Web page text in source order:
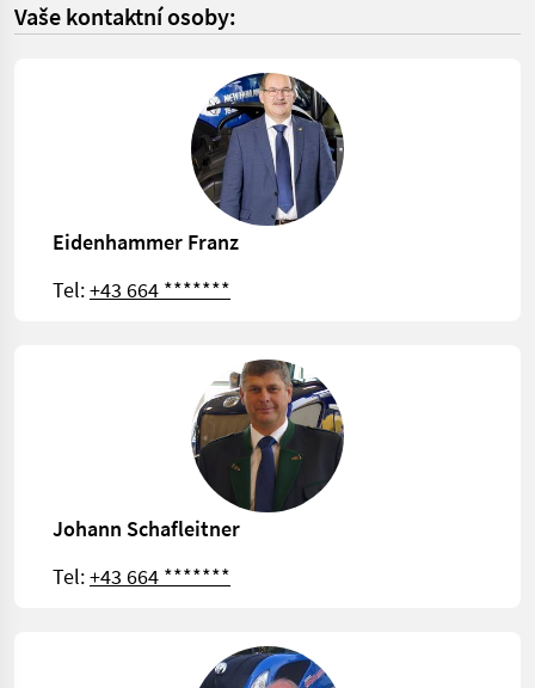
Vaše kontaktní osoby:
Eidenhammer Franz
Tel:+43 664 *******
Johann Schafleitner
Tel:+43 664 *******